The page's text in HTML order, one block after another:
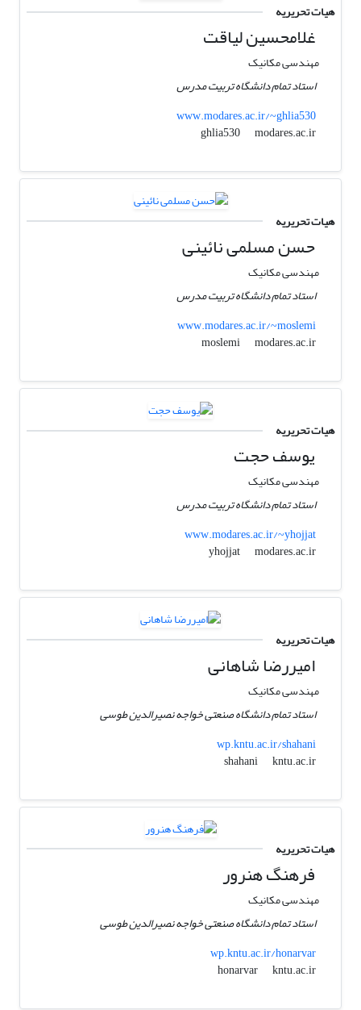
هیات تحریریه
غلامحسین لیاقت
مهندسی مکانیک
استاد تمام دانشگاه تربیت مدرس
www.modares.ac.ir/~ghlia530
ghlia530
modares.ac.ir
هیات تحریریه
حسن مسلمی نائینی
مهندسی مکانیک
استاد تمام دانشگاه تربیت مدرس
www.modares.ac.ir/~moslemi
moslemi
modares.ac.ir
هیات تحریریه
یوسف حجت
مهندسی مکانیک
استاد تمام دانشگاه تربیت مدرس
www.modares.ac.ir/~yhojjat
yhojjat
modares.ac.ir
هیات تحریریه
امیررضا شاهانی
مهندسی مکانیک
استاد تمام دانشگاه صنعتی خواجه نصیرالدین طوسی
wp.kntu.ac.ir/shahani
shahani
kntu.ac.ir
هیات تحریریه
فرهنگ هنرور
مهندسی مکانیک
استاد تمام دانشگاه صنعتی خواجه نصیرالدین طوسی
wp.kntu.ac.ir/honarvar
honarvar
kntu.ac.ir